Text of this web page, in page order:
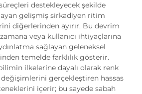
destekleyecek şekilde
gelişmiş sirkadiyen ritim
diğerlerinden ayırır. Bu devrim
veya kullanıcı ihtiyaçlarına
sağlayan geleneksel
temelde farklılık gösterir.
ilkelerine dayalı olarak renk
değişimlerini gerçekleştiren hassas
içerir; bu sayede sabah